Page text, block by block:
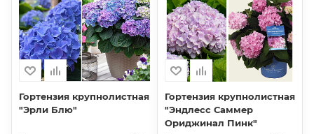
Гортензия крупнолистная
"Эрли Блю"
Гортензия крупнолистная
"Эндлесс Саммер
Ориджинал Пинк"